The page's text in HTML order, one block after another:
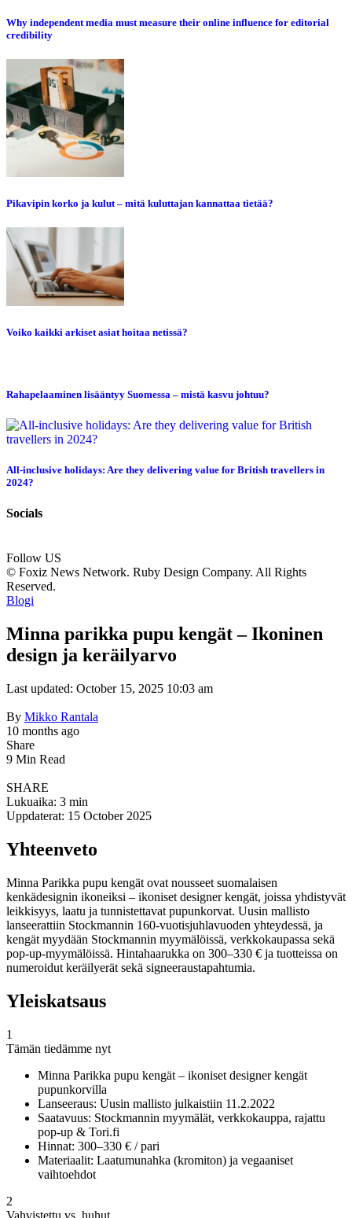
Why independent media must measure their online influence for editorial
credibility
Pikavipin korko ja kulut – mitä kuluttajan kannattaa tietää?
Voiko kaikki arkiset asiat hoitaa netissä?
Rahapelaaminen lisääntyy Suomessa – mistä kasvu johtuu?
All-inclusive holidays: Are they delivering value for British travellers in
2024?
Socials
Follow US
© Foxiz News Network. Ruby Design Company. All Rights
Reserved.
Blogi
Minna parikka pupu kengät – Ikoninen
design ja keräilyarvo
Last updated: October 15, 2025 10:03 am
By Mikko Rantala
10 months ago
Share
9 Min Read
SHARE
Lukuaika: 3 min
Uppdaterat: 15 October 2025
Yhteenveto
Minna Parikka pupu kengät ovat nousseet suomalaisen
kenkädesignin ikoneiksi – ikoniset designer kengät, joissa yhdistyvät
leikkisyys, laatu ja tunnistettavat pupunkorvat. Uusin mallisto
lanseerattiin Stockmannin 160-vuotisjuhlavuoden yhteydessä, ja
kengät myydään Stockmannin myymälöissä, verkkokaupassa sekä
pop-up-myymälöissä. Hintahaarukka on 300–330 € ja tuotteissa on
numeroidut keräilyerät sekä signeeraustapahtumia.
Yleiskatsaus
1
Tämän tiedämme nyt
Minna Parikka pupu kengät – ikoniset designer kengät
pupunkorvilla
Lanseeraus: Uusin mallisto julkaistiin 11.2.2022
Saatavuus: Stockmannin myymälät, verkkokauppa, rajattu
pop-up & Tori.fi
Hinnat: 300–330 € / pari
Materiaalit: Laatumunahka (kromiton) ja vegaaniset
vaihtoehdot
2
Vahvistettu vs. huhut